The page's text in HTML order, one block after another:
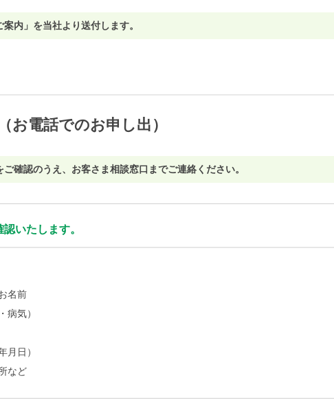
内」を当社より送付します。
お電話でのお申し出）
確認のうえ、お客さま相談窓口までご連絡ください。
いたします。
名前
病気）
月日）
など